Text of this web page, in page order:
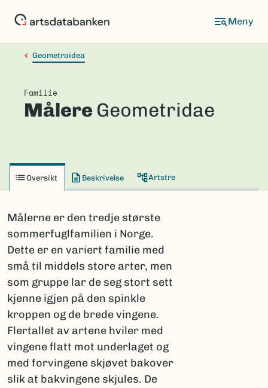
Geometroidea
Familie
Målere Geometridae
Oversikt Beskrivelse Artstre
Målerne er den tredje største
sommerfuglfamilien i Norge.
Dette er en variert familie med
små til middels store arter, men
som gruppe lar de seg stort sett
kjenne igjen på den spinkle
kroppen og de brede vingene.
Flertallet av artene hviler med
vingene flatt mot underlaget og
med forvingene skjøvet bakover
slik at bakvingene skjules. De